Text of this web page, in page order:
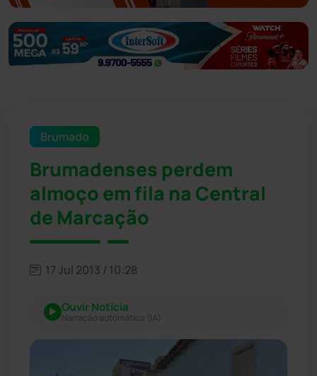
Brumado
Brumadenses perdem
almoço em fila na Central
de Marcação
17 Jul 2013 / 10:28
Ouvir Notícia
Narração automática (IA)